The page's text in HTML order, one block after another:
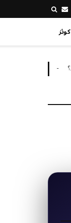
کوئز
Uncategorized